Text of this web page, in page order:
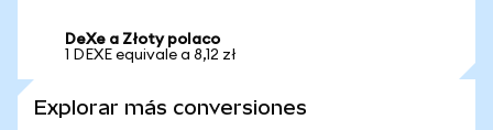
DeXe a Złoty polaco
1 DEXE equivale a 8,12 zł
Explorar más conversiones